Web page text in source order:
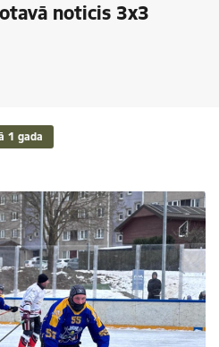
noticis 3x3
1 gada